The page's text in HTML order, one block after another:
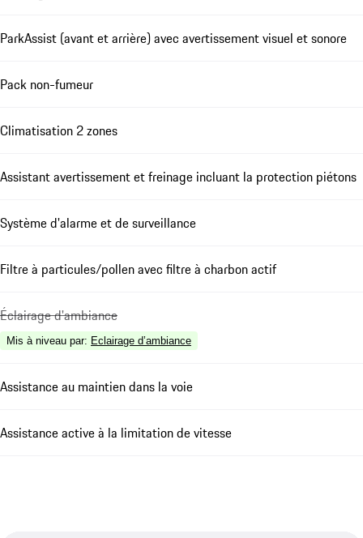
ParkAssist (avant et arrière) avec avertissement visuel et sonore
Pack non-fumeur
Climatisation 2 zones
Assistant avertissement et freinage incluant la protection piétons
Système d'alarme et de surveillance
Filtre à particules/pollen avec filtre à charbon actif
Éclairage d'ambiance
Mis à niveau par: Eclairage d’ambiance
Assistance au maintien dans la voie
Assistance active à la limitation de vitesse